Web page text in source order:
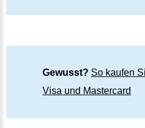
Gewusst? So kaufen
Visa und Mastercard